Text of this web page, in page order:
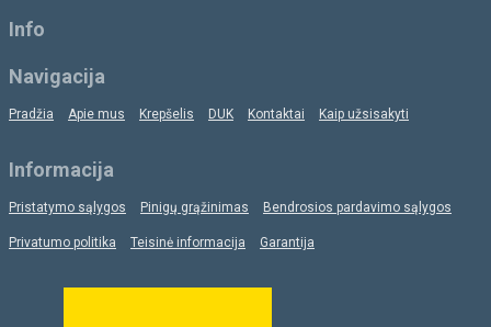
Info
Navigacija
Pradžia Apie mus Krepšelis DUK Kontaktai Kaip užsisakyti
Informacija
Pristatymo sąlygos Pinigų grąžinimas Bendrosios pardavimo sąlygos
Privatumo politika Teisinė informacija Garantija